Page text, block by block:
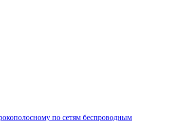
по сетям беспроводным